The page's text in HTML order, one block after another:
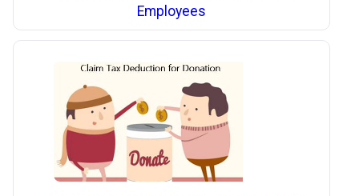
Employees